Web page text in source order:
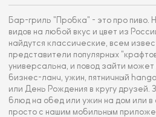
Бар-гриль "Пробка" - это про пиво.
видов на любой вкус и цвет из
найдутся классические, всем
представители популярных
универсальна, и повод зайти
бизнес-ланч, ужин, пятничный
или День Рождения в кругу друзей.
блюд на обед или ужин на дом или в
просто с нашим мобильным